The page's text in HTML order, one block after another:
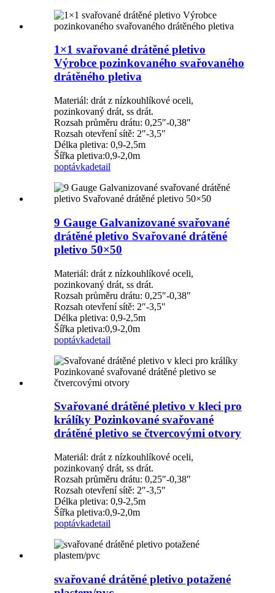
1×1 svařované drátěné pletivo
Výrobce pozinkovaného svařovaného
drátěného pletiva
Materiál: drát z nízkouhlíkové oceli,
pozinkovaný drát, ss drát.
Rozsah průměru drátu: 0,25″-0,38″
Rozsah otevření sítě: 2″-3,5″
Délka pletiva: 0,9-2,5m
Šířka pletiva:0,9-2,0m
poptávkadetail
9 Gauge Galvanizované svařované
drátěné pletivo Svařované drátěné
pletivo 50×50
Materiál: drát z nízkouhlíkové oceli,
pozinkovaný drát, ss drát.
Rozsah průměru drátu: 0,25″-0,38″
Rozsah otevření sítě: 2″-3,5″
Délka pletiva: 0,9-2,5m
Šířka pletiva:0,9-2,0m
poptávkadetail
Svařované drátěné pletivo v kleci pro
králíky Pozinkované svařované
drátěné pletivo se čtvercovými otvory
Materiál: drát z nízkouhlíkové oceli,
pozinkovaný drát, ss drát.
Rozsah průměru drátu: 0,25″-0,38″
Rozsah otevření sítě: 2″-3,5″
Délka pletiva: 0,9-2,5m
Šířka pletiva:0,9-2,0m
poptávkadetail
svařované drátěné pletivo potažené